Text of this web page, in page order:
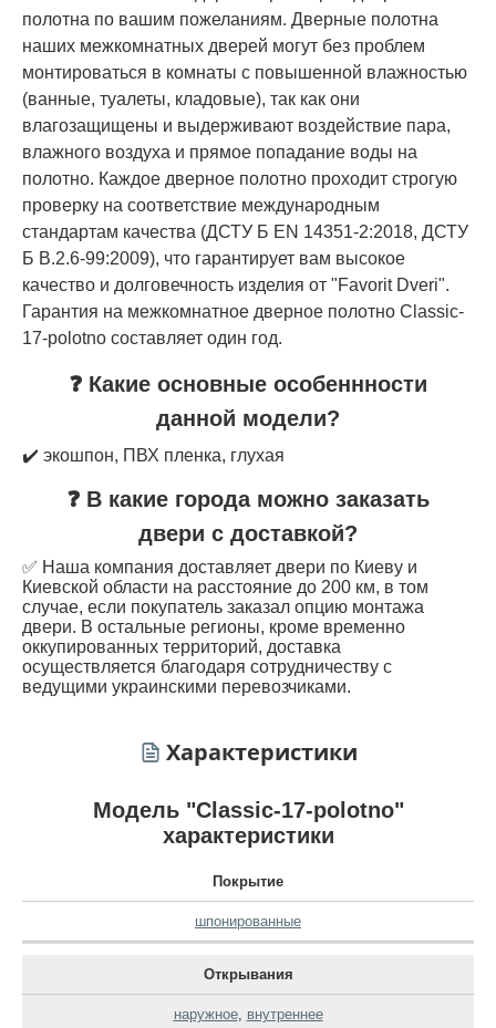
полотна по вашим пожеланиям. Дверные полотна
наших межкомнатных дверей могут без проблем
монтироваться в комнаты с повышенной влажностью
(ванные, туалеты, кладовые), так как они
влагозащищены и выдерживают воздействие пара,
влажного воздуха и прямое попадание воды на
полотно. Каждое дверное полотно проходит строгую
проверку на соответствие международным
стандартам качества (ДСТУ Б EN 14351-2:2018, ДСТУ
Б В.2.6-99:2009), что гарантирует вам высокое
качество и долговечность изделия от "Favorit Dveri".
Гарантия на межкомнатное дверное полотно Classic-
17-polotno составляет один год.
❓ Какие основные особеннности
данной модели?
✔️ экошпон, ПВХ пленка, глухая
❓ В какие города можно заказать
двери с доставкой?
✅ Наша компания доставляет двери по Киеву и
Киевской области на расстояние до 200 км, в том
случае, если покупатель заказал опцию монтажа
двери. В остальные регионы, кроме временно
оккупированных территорий, доставка
осуществляется благодаря сотрудничеству с
ведущими украинскими перевозчиками.
Характеристики
Модель "Classic-17-polotno"
характеристики
Покрытие
шпонированные
Открывания
наружное, внутреннее